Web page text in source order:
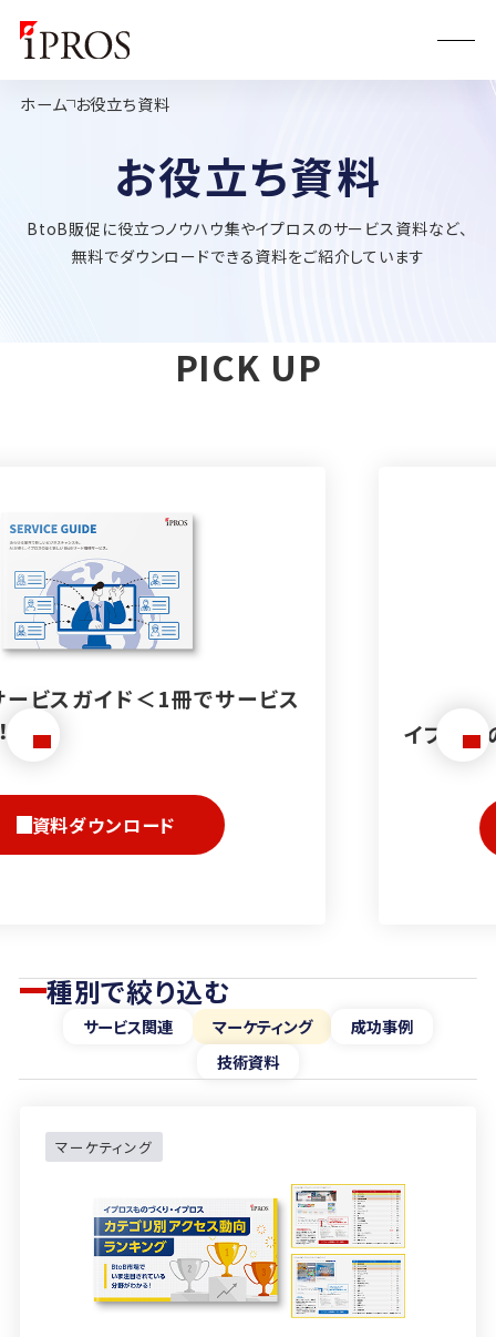
ホーム お役立ち資料
お役立ち資料
BtoB販促に役立つノウハウ集やイプロスのサービス資料など、
無料でダウンロードできる資料をご紹介しています
PICK UP
種別で絞り込む
サービス関連 マーケティング
成功事例
技術資料
マーケティング